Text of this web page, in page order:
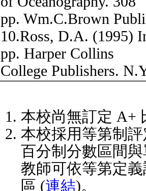
pp. Wm.C.Brown
10.Ross, D.A. (1995)
pp. Harper Collins
College Publishers.
本校尚無訂定 A+
本校採用等第制
百分制分數區間
教師可依等第定
區 (連結)。